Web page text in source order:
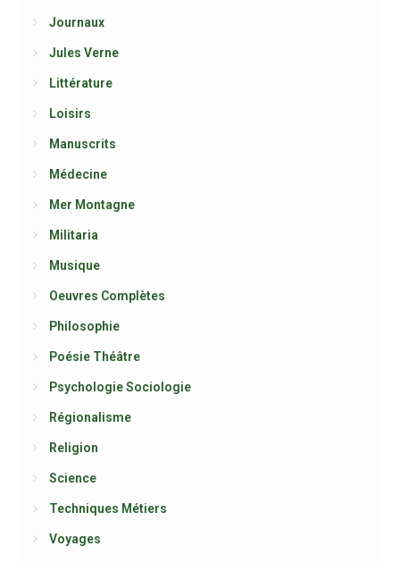
Journaux
Jules Verne
Littérature
Loisirs
Manuscrits
Médecine
Mer Montagne
Militaria
Musique
Oeuvres Complètes
Philosophie
Poésie Théâtre
Psychologie Sociologie
Régionalisme
Religion
Science
Techniques Métiers
Voyages